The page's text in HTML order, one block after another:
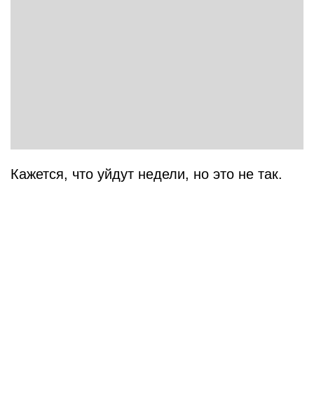
Кажется, что уйдут недели, но это не так.